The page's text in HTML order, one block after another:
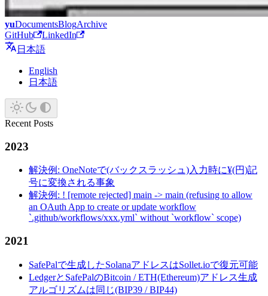
yuDocumentsBlogArchive
GitHub
LinkedIn
日本語
English
日本語
Recent Posts
2023
解決例: OneNoteで(バックスラッシュ)入力時に¥(円)記
号に変換される事象
解決例: ! [remote rejected] main -> main (refusing to allow
an OAuth App to create or update workflow
`.github/workflows/xxx.yml` without `workflow` scope)
2021
SafePalで生成したSolanaアドレスはSollet.ioで復元可能
LedgerとSafePalのBitcoin / ETH(Ethereum)アドレス生成
アルゴリズムは同じ(BIP39 / BIP44)